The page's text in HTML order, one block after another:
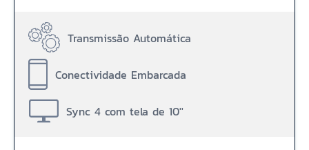
Transmissão Automática
Conectividade Embarcada
Sync 4 com tela de 10''